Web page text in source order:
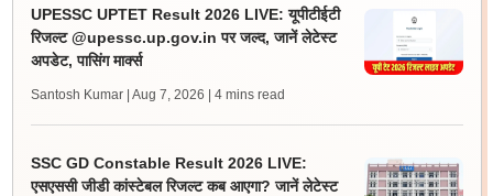
UPESSC UPTET Result 2026 LIVE: यूपीटीईटी
रिजल्ट @upessc.up.gov.in पर जल्द, जानें लेटेस्ट
अपडेट, पासिंग मार्क्स
Santosh Kumar | Aug 7, 2026 | 4 mins read
SSC GD Constable Result 2026 LIVE:
एसएससी जीडी कांस्टेबल रिजल्ट कब आएगा? जानें लेटेस्ट